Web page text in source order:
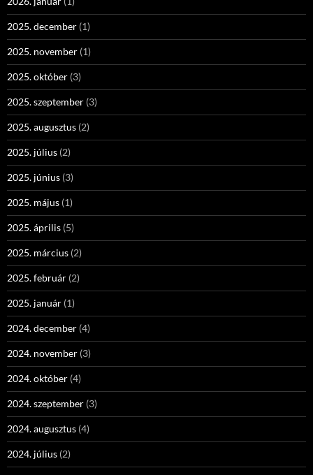
2025. december (1)
2025. november (1)
2025. október (3)
2025. szeptember (3)
2025. augusztus (2)
2025. július (2)
2025. június (3)
2025. május (1)
2025. április (5)
2025. március (2)
2025. február (2)
2025. január (1)
2024. december (4)
2024. november (3)
2024. október (4)
2024. szeptember (3)
2024. augusztus (4)
2024. július (2)